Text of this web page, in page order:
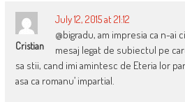
Cristian
July 12, 2015 at 21:12
@bigradu, am impresia ca n-
mesaj legat de subiectul pe
sa stii, cand imi amintesc de Eteria lor
asa ca romanu’ impartial.